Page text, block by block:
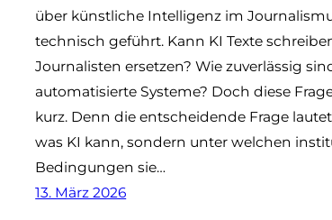
über künstliche Intelligenz im
technisch geführt. Kann KI Texte
Journalisten ersetzen? Wie zuverlässig
automatisierte Systeme? Doch diese
kurz. Denn die entscheidende Frage
was KI kann, sondern unter welchen
Bedingungen sie…
13. März 2026